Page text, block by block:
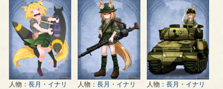
ト
ペ
ー
ジ
ト
の
ペ
ー
ジ
ト
ペ
ー
ジ
人物： 長月・イナリ
人物：長月・イナリ
人物： 長月・イナリ